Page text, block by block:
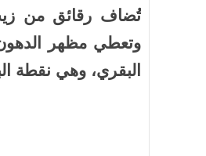
تُضاف رقائق من
وتعطي مظهر الدهون
البقري، وهي نقطة